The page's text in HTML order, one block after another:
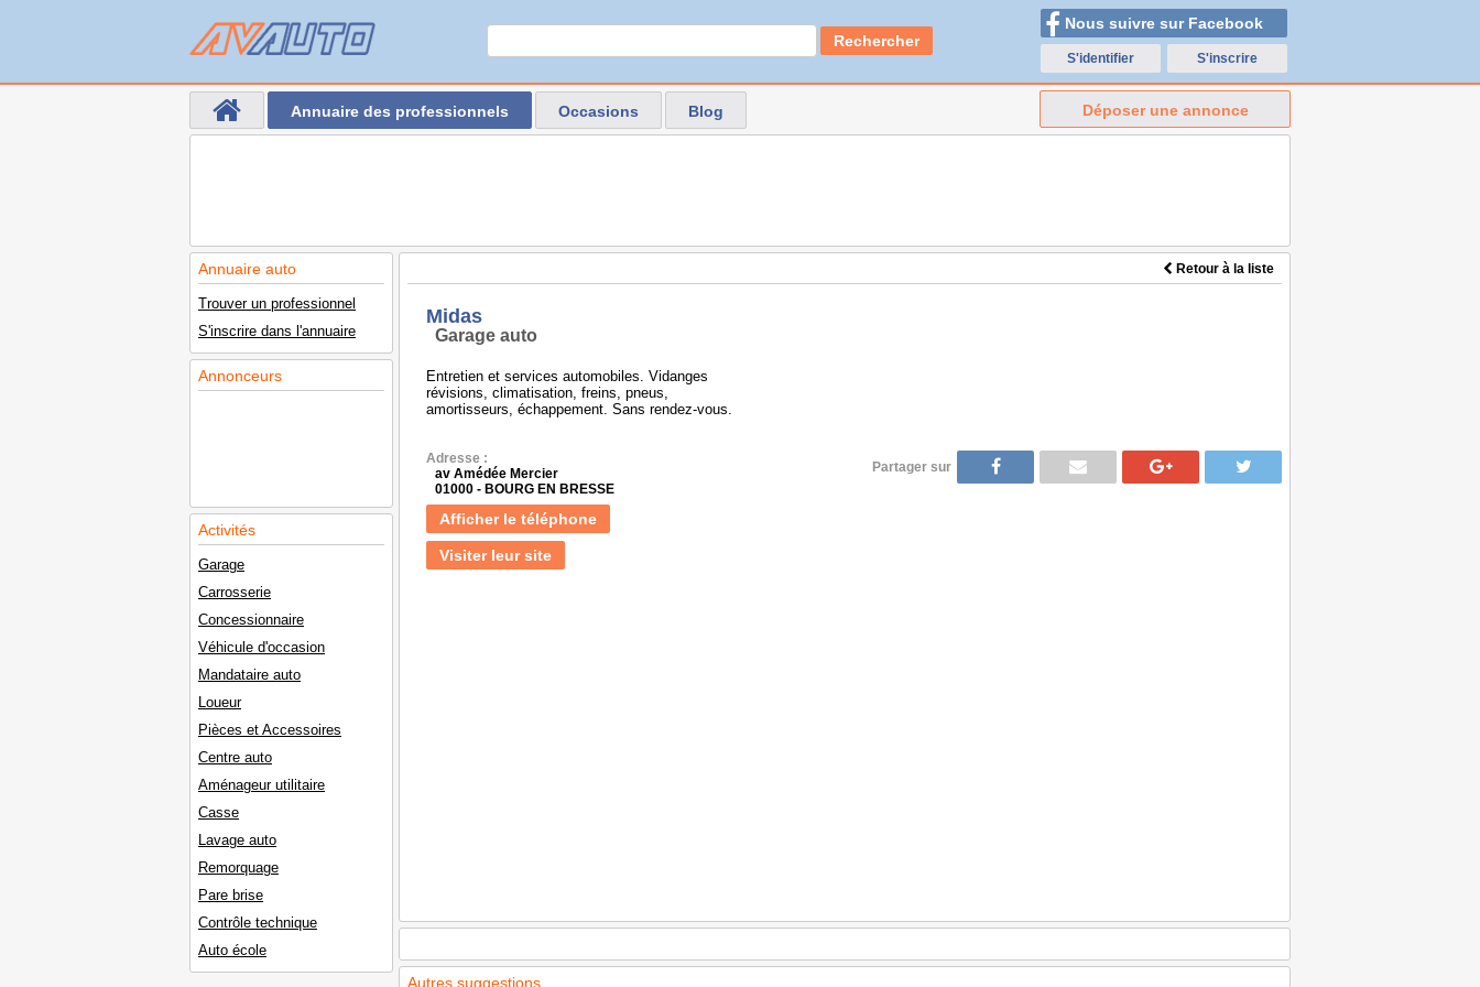
Rechercher
Nous suivre sur Facebook
S'identifier S'inscrire
Annuaire des professionnels Occasions Blog Déposer une annonce
Annuaire auto
Trouver un professionnel
S'inscrire dans l'annuaire
Annonceurs
Activités
Garage
Carrosserie
Concessionnaire
Véhicule d'occasion
Mandataire auto
Loueur
Pièces et Accessoires
Centre auto
Aménageur utilitaire
Casse
Lavage auto
Remorquage
Pare brise
Contrôle technique
Auto école
Retour à la liste
Midas
Garage auto
Entretien et services automobiles. Vidanges
révisions, climatisation, freins, pneus,
amortisseurs, échappement. Sans rendez-vous.
Adresse :
av Amédée Mercier
01000 - BOURG EN BRESSE
Afficher le téléphone
Visiter leur site
Partager sur
Autres suggestions